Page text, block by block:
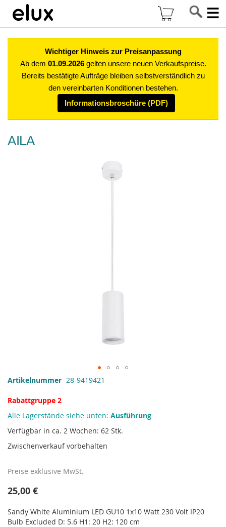
Mein
Wichtiger Hinweis zur Preisanpassung
Ab dem 01.09.2026gelten unsere neuen Verkaufspreise.
Bereits bestätigte Aufträge bleiben selbstverständlich zu
den vereinbarten Konditionen bestehen.
Informationsbroschüre (PDF)
AILA
Zum
der
springen
Artikelnummer 28-9419421
Rabattgruppe 2
Alle Lagerstände siehe unten: Ausführung
Verfügbar in ca. 2 Wochen: 62 Stk.
Zwischenverkauf vorbehalten
Preise exklusive MwSt.
25,00 €
Sandy White Aluminium LED GU10 1x10 Watt 230 Volt IP20
Bulb Excluded D: 5.6 H1: 20 H2: 120 cm